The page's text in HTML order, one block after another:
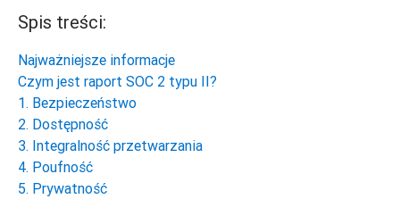
Spis treści:
Najważniejsze informacje
Czym jest raport SOC 2 typu II?
1. Bezpieczeństwo
2. Dostępność
3. Integralność przetwarzania
4. Poufność
5. Prywatność